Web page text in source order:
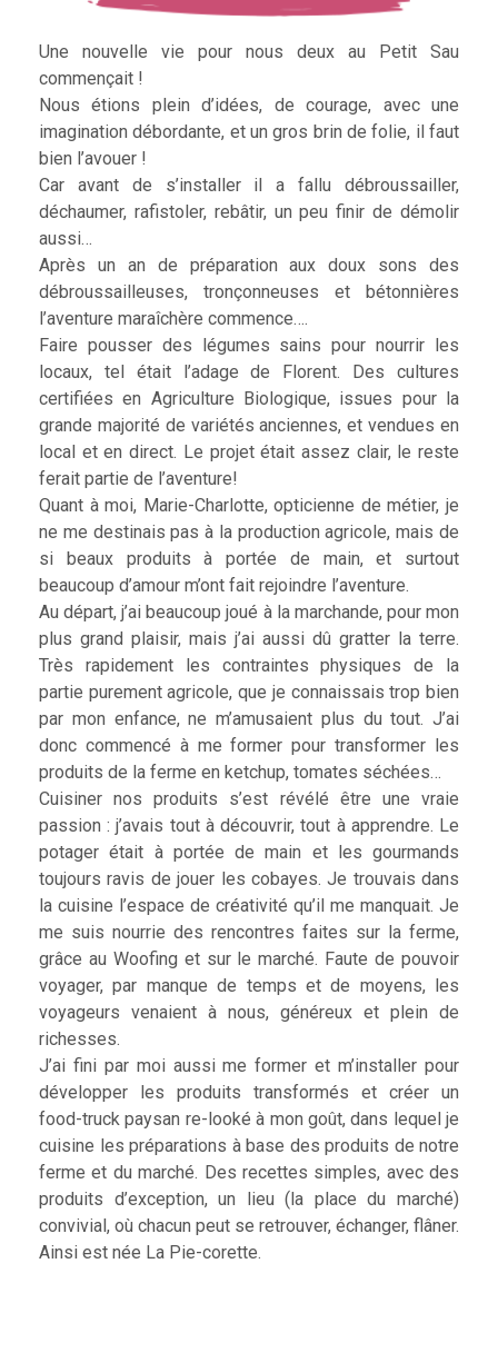
Une nouvelle vie pour nous deux au Petit Sau
commençait !
Nous étions plein d’idées, de courage, avec une
imagination débordante, et un gros brin de folie, il faut
bien l’avouer !
Car avant de s’installer il a fallu débroussailler,
déchaumer, rafistoler, rebâtir, un peu finir de démolir
aussi…
Après un an de préparation aux doux sons des
débroussailleuses, tronçonneuses et bétonnières
l’aventure maraîchère commence….
Faire pousser des légumes sains pour nourrir les
locaux, tel était l’adage de Florent. Des cultures
certifiées en Agriculture Biologique, issues pour la
grande majorité de variétés anciennes, et vendues en
local et en direct. Le projet était assez clair, le reste
ferait partie de l’aventure!
Quant à moi, Marie-Charlotte, opticienne de métier, je
ne me destinais pas à la production agricole, mais de
si beaux produits à portée de main, et surtout
beaucoup d’amour m’ont fait rejoindre l’aventure.
Au départ, j’ai beaucoup joué à la marchande, pour mon
plus grand plaisir, mais j’ai aussi dû gratter la terre.
Très rapidement les contraintes physiques de la
partie purement agricole, que je connaissais trop bien
par mon enfance, ne m’amusaient plus du tout. J’ai
donc commencé à me former pour transformer les
produits de la ferme en ketchup, tomates séchées…
Cuisiner nos produits s’est révélé être une vraie
passion : j’avais tout à découvrir, tout à apprendre. Le
potager était à portée de main et les gourmands
toujours ravis de jouer les cobayes. Je trouvais dans
la cuisine l’espace de créativité qu’il me manquait. Je
me suis nourrie des rencontres faites sur la ferme,
grâce au Woofing et sur le marché. Faute de pouvoir
voyager, par manque de temps et de moyens, les
voyageurs venaient à nous, généreux et plein de
richesses.
J’ai fini par moi aussi me former et m’installer pour
développer les produits transformés et créer un
food-truck paysan re-looké à mon goût, dans lequel je
cuisine les préparations à base des produits de notre
ferme et du marché. Des recettes simples, avec des
produits d’exception, un lieu (la place du marché)
convivial, où chacun peut se retrouver, échanger, flâner.
Ainsi est née La Pie-corette.